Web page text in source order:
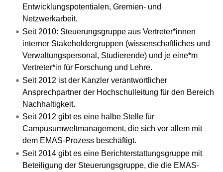
Entwicklungspotentialen, Gremien- und
Netzwerkarbeit.
Seit 2010: Steuerungsgruppe aus Vertreter*innen
interner Stakeholdergruppen (wissenschaftliches und
Verwaltungspersonal, Studierende) und je eine*m
Vertreter*in für Forschung und Lehre.
Seit 2012 ist der Kanzler verantwortlicher
Ansprechpartner der Hochschulleitung für den Bereich
Nachhaltigkeit.
Seit 2012 gibt es eine halbe Stelle für
Campusumweltmanagement, die sich vor allem mit
dem EMAS-Prozess beschäftigt.
Seit 2014 gibt es eine Berichterstattungsgruppe mit
Beteiligung der Steuerungsgruppe, die die EMAS-